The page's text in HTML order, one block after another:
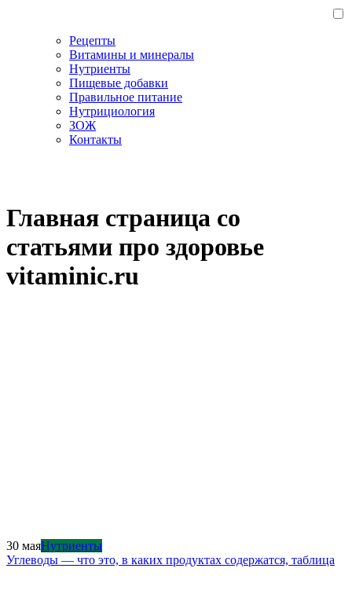
Рецепты
Витамины и минералы
Нутриенты
Пищевые добавки
Правильное питание
Нутрициология
ЗОЖ
Контакты
Главная страница со
статьями про здоровье
vitaminic.ru
30 маяНутриенты
Углеводы — что это, в каких продуктах содержатся, таблица